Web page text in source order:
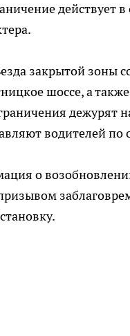
действует
закрытой зоны
шоссе, а
водителей
о